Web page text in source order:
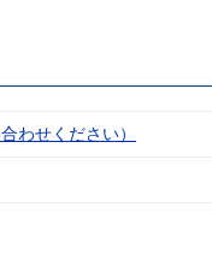
わせください）